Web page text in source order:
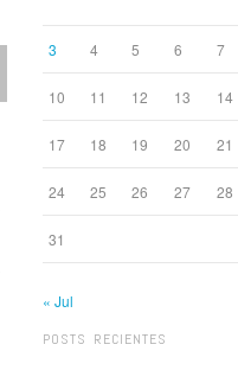
3 4 5 6 7
10 11 12 13 14
17 18 19 20 21
24 25 26 27 28
31
« Jul
POSTS RECIENTES